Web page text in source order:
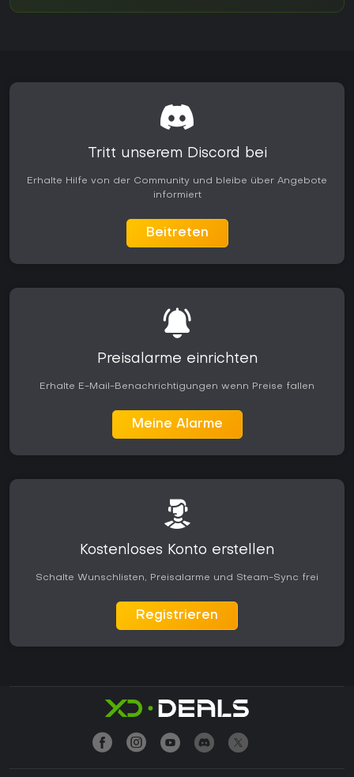
Tritt unserem Discord bei
Erhalte Hilfe von der Community und bleibe über Angebote
informiert
Beitreten
Preisalarme einrichten
Erhalte E-Mail-Benachrichtigungen wenn Preise fallen
Meine Alarme
Kostenloses Konto erstellen
Schalte Wunschlisten, Preisalarme und Steam-Sync frei
Registrieren